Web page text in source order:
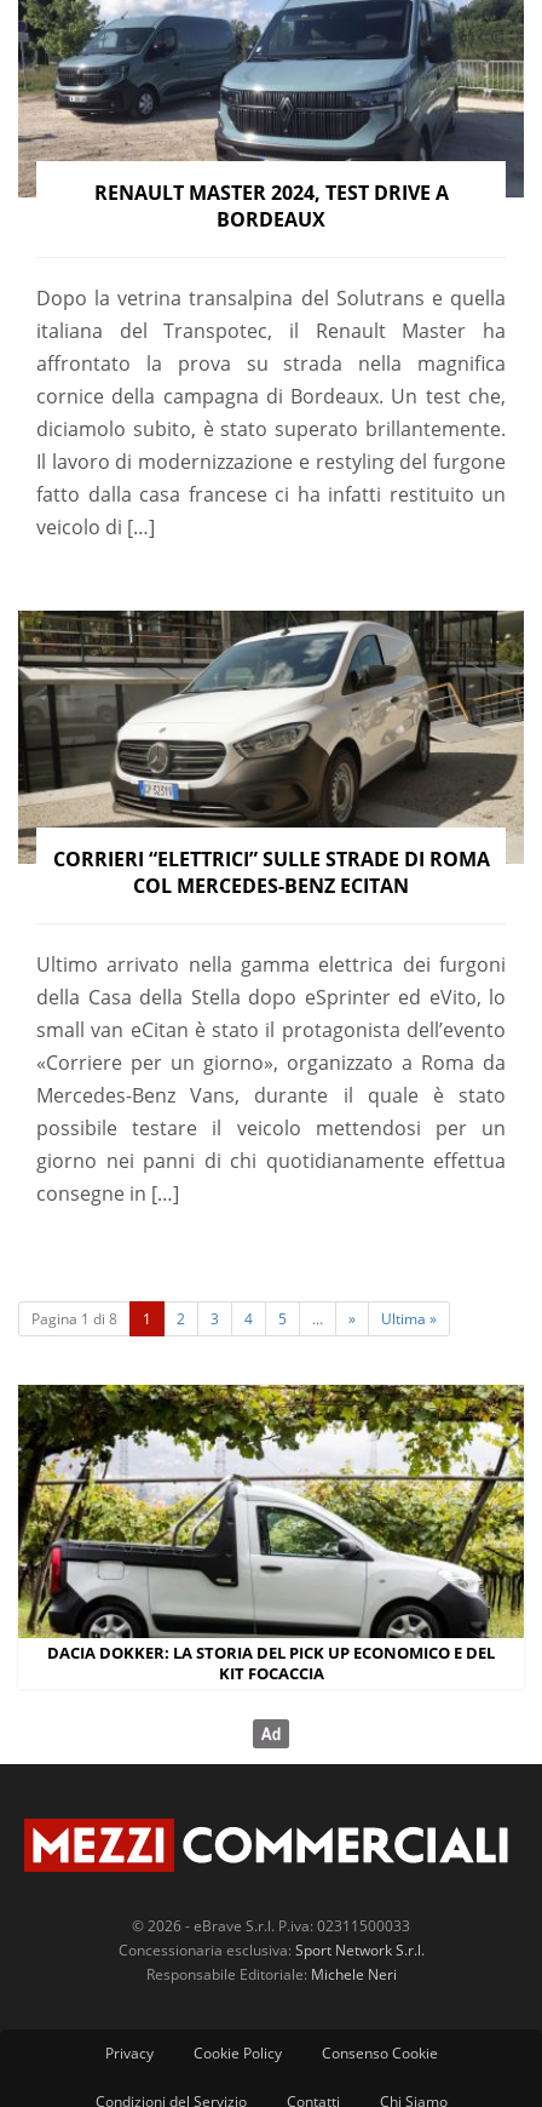
RENAULT MASTER 2024, TEST DRIVE A
BORDEAUX
Dopo la vetrina transalpina del Solutrans e quella
italiana del Transpotec, il Renault Master ha
affrontato la prova su strada nella magnifica
cornice della campagna di Bordeaux. Un test che,
diciamolo subito, è stato superato brillantemente.
Il lavoro di modernizzazione e restyling del furgone
fatto dalla casa francese ci ha infatti restituito un
veicolo di […]
CORRIERI “ELETTRICI” SULLE STRADE DI ROMA
COL MERCEDES-BENZ ECITAN
Ultimo arrivato nella gamma elettrica dei furgoni
della Casa della Stella dopo eSprinter ed eVito, lo
small van eCitan è stato il protagonista dell’evento
«Corriere per un giorno», organizzato a Roma da
Mercedes-Benz Vans, durante il quale è stato
possibile testare il veicolo mettendosi per un
giorno nei panni di chi quotidianamente effettua
consegne in […]
Pagina 1 di 8 1
c
r
e
n
)
2 3 4 5 ... » Ultima »
DACIA DOKKER: LA STORIA DEL PICK UP ECONOMICO E DEL
KIT FOCACCIA
© 2026 - eBrave S.r.l. P.iva: 02311500033
Concessionaria esclusiva: Sport Network S.r.l.
Responsabile Editoriale: Michele Neri
Privacy Cookie Policy Consenso Cookie
Condizioni del Servizio Contatti Chi Siamo